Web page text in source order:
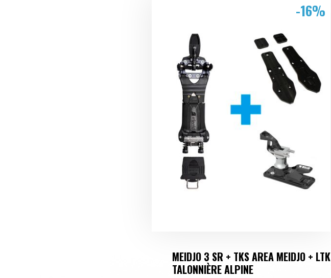
-16%
MEIDJO 3 SR + TKS AREA MEIDJO + LTK
TALONNIÈRE ALPINE